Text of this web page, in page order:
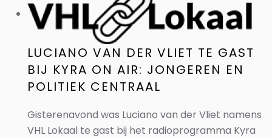
LUCIANO VAN DER VLIET TE GAST
BIJ KYRA ON AIR: JONGEREN EN
POLITIEK CENTRAAL
Gisterenavond was Luciano van der Vliet namens
VHL Lokaal te gast bij het radioprogramma Kyra